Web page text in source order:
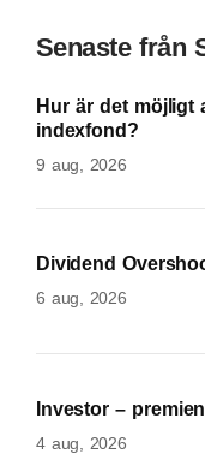
Senaste från
Hur är det möjligt
indexfond?
9 aug, 2026
Dividend
6 aug, 2026
Investor –
4 aug, 2026